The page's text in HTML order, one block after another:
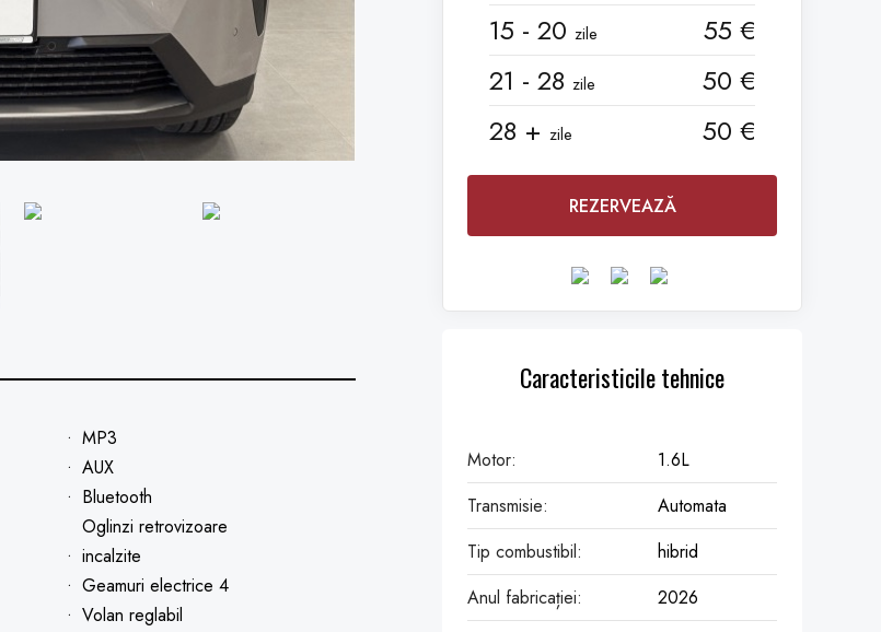
MP3
AUX
Bluetooth
Oglinzi retrovizoare
incalzite
Geamuri electrice 4
Volan reglabil
15 - 20 zile
55 €
21 - 28 zile
50 €
28 + zile 50 €
REZERVEAZĂ
Caracteristicile tehnice
Motor:
1.6L
Transmisie:
Automata
Tip combustibil:
hibrid
Anul fabricației:
2026